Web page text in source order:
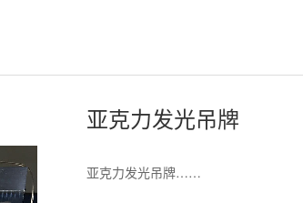
亚克力发光吊牌
亚克力发光吊牌……